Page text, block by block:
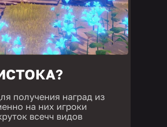
получения наград из
на них игроки
всечч видов